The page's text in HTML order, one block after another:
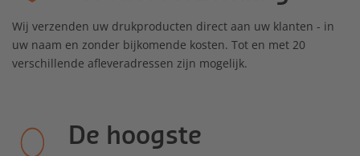
Wij verzenden uw drukproducten direct aan uw klanten - in
uw naam en zonder bijkomende kosten. Tot en met 20
verschillende afleveradressen zijn mogelijk.
De hoogste